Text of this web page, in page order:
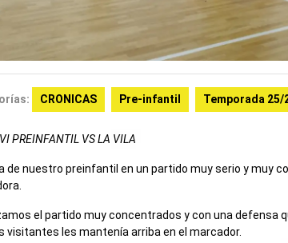
CRONICAS Pre-infantil Temporada 25/
PREINFANTIL VS LA VILA
de nuestro preinfantil en un partido muy serio y muy
el partido muy concentrados y con una defensa
visitantes les mantenía arriba en el marcador.